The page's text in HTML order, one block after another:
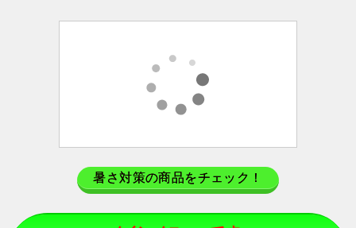
暑さ対策の商品をチェック！